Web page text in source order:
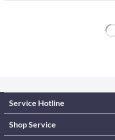
Service Hotline
Shop Service